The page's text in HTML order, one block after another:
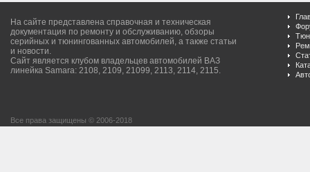
На сайте представлена справочная и техническая
документация по ремонту и обслуживанию, обзоры
серийных и тюнингованных автомобилей, а также статьи
и новости.
Сайт является клубом владельцев автомобилей ВАЗ
линейка Samara: 2108, 2109, 21099, 2113, 2114, 2115.
Все права защищены © 2006-2018